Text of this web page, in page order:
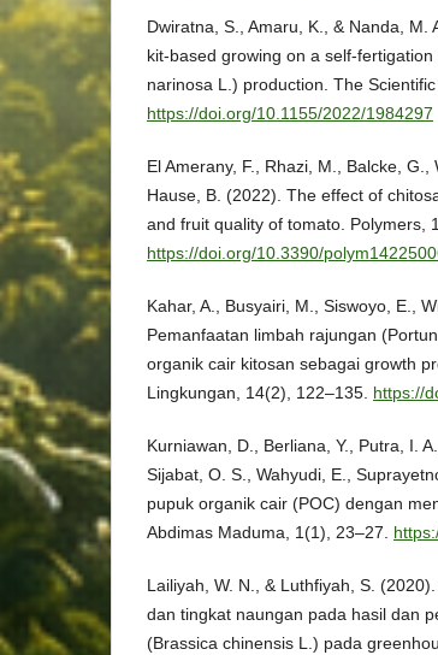
Dwiratna, S., Amaru, K., & Nanda,
kit-based growing on a self-
narinosa L.) production. The
https://doi.org/10.1155/2022/1984297
El Amerany, F., Rhazi, M., Balcke,
Hause, B. (2022). The effect of
and fruit quality of tomato. Polymers,
https://doi.org/10.3390/
Kahar, A., Busyairi, M., Siswoyo, E.,
Pemanfaatan limbah rajungan
organik cair kitosan sebagai growth
Lingkungan, 14(2), 122–135. https://
Kurniawan, D., Berliana, Y., Putra, I.
Sijabat, O. S., Wahyudi, E.,
pupuk organik cair (POC) dengan
Abdimas Maduma, 1(1), 23–27.
Lailiyah, W. N., & Luthfiyah, S.
dan tingkat naungan pada hasil dan
(Brassica chinensis L.) pada